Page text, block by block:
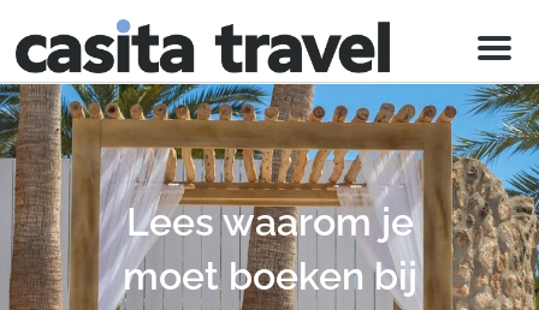
Menu
Lees waarom je
moet boeken bij